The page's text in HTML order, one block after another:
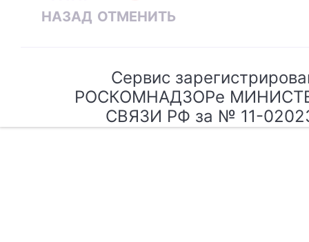
Сервис
РОСКОМНАДЗОРе
СВЯЗИ РФ за № 11-